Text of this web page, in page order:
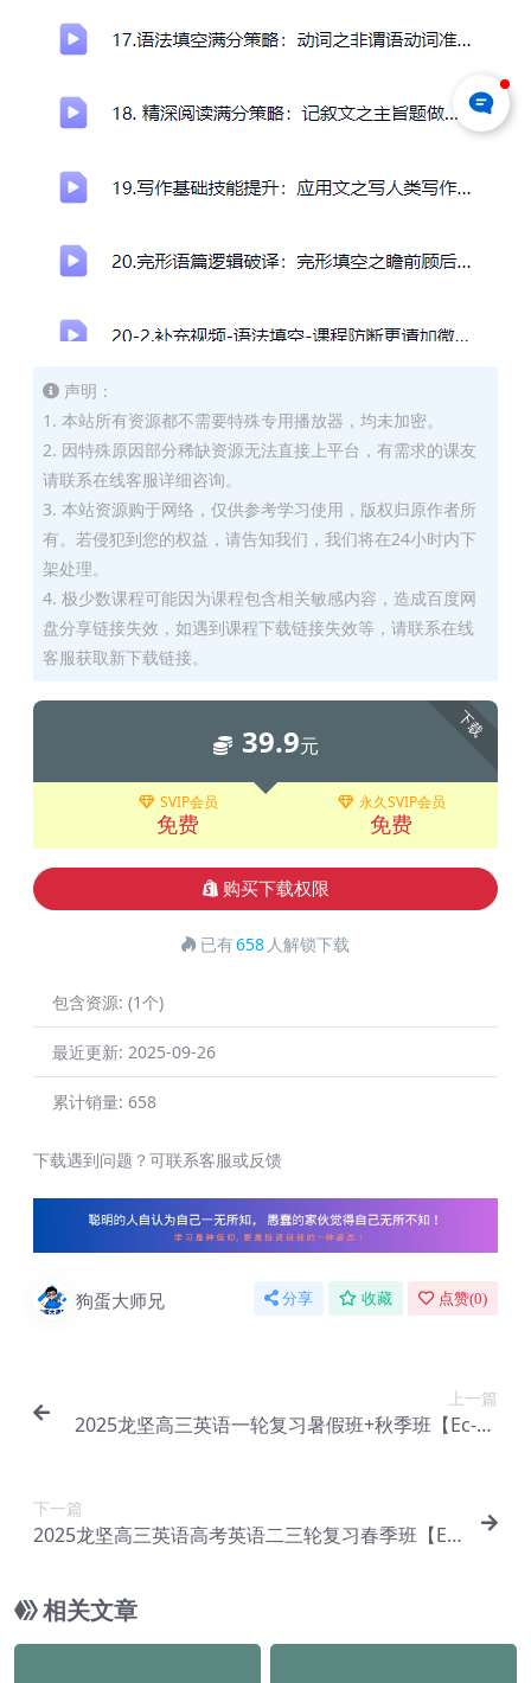
声明：
1. 本站所有资源都不需要特殊专用播放器，均未加密。
2. 因特殊原因部分稀缺资源无法直接上平台，有需求的课友
请联系在线客服详细咨询。
3. 本站资源购于网络，仅供参考学习使用，版权归原作者所
有。若侵犯到您的权益，请告知我们，我们将在24小时内下
架处理。
4. 极少数课程可能因为课程包含相关敏感内容，造成百度网
盘分享链接失效，如遇到课程下载链接失效等，请联系在线
客服获取新下载链接。
下载
39.9元
SVIP会员
免费
永久SVIP会员
免费
购买下载权限
已有658 人解锁下载
包含资源: (1个)
最近更新: 2025-09-26
累计销量: 658
下载遇到问题？可联系客服或反馈
狗蛋大师兄 分享 收藏 点赞(0)
上一篇
2025龙坚高三英语一轮复习暑假班+秋季班【Ec-10
下一篇
2025龙坚高三英语高考英语二三轮复习春季班【Ec-
相关文章